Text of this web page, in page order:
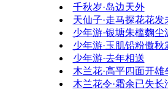
千秋岁·岛边天外
天仙子·走马探花花发
少年游·银塘朱槛麴尘
少年游·玉肌铅粉傲秋
少年游·去年相送
木兰花·高平四面开雄
木兰花令·霜余已失长